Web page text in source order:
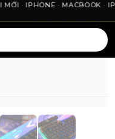
nghệ uy tín tại
· IPHONE · MACBOOK ·